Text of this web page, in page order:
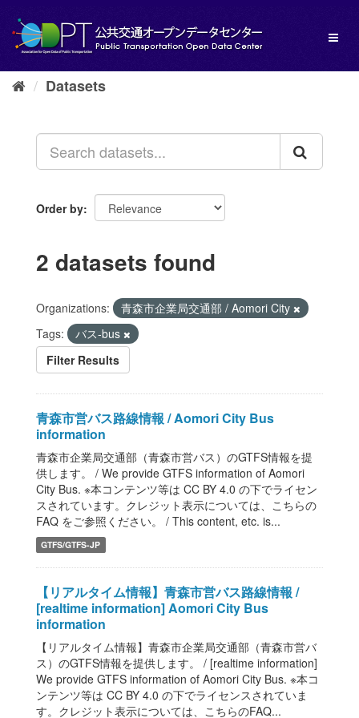
content
Datasets
Order by
2 datasets found
Organizations:
青森市企業局交通部 / Aomori City
Tags:
バス-bus
Filter Results
青森市営バス路線情報 / Aomori City Bus
information
青森市企業局交通部（青森市営バス）のGTFS情報を提
供します。 / We provide GTFS information of Aomori
City Bus. ※本コンテンツ等は CC BY 4.0 の下でライセン
スされています。クレジット表示については、こちらの
FAQ をご参照ください。 / This content, etc. is...
GTFS/GTFS-JP
【リアルタイム情報】青森市営バス路線情報 /
[realtime information] Aomori City Bus
information
【リアルタイム情報】青森市企業局交通部（青森市営バ
ス）のGTFS情報を提供します。 / [realtime information]
We provide GTFS information of Aomori City Bus. ※本コ
ンテンツ等は CC BY 4.0 の下でライセンスされていま
す。クレジット表示については、こちらのFAQ...